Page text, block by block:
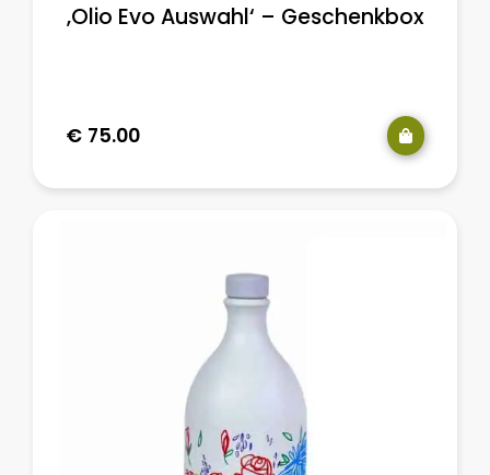
‚Olio Evo Auswahl‘ – Geschenkbox
€ 75.00